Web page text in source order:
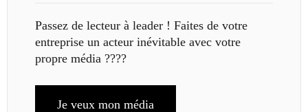
Passez de lecteur à leader ! Faites de votre
entreprise un acteur inévitable avec votre
propre média ????
Je veux mon média